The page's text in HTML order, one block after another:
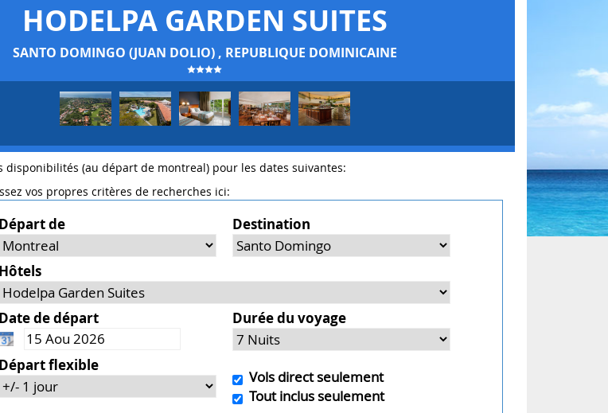
HODELPA GARDEN SUITES
SANTO DOMINGO (JUAN DOLIO) , REPUBLIQUE DOMINICAINE
disponibilités (au départ de montreal) pour les dates suivantes:
vos propres critères de recherches ici:
Départ de Destination
Hôtels
Date de départ Durée du voyage
Départ flexible
Vols direct seulement
Tout inclus seulement